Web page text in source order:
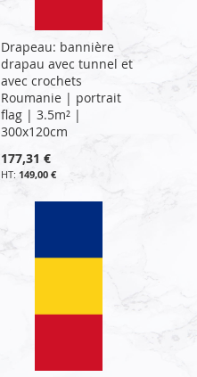
Drapeau: bannière
drapau avec tunnel et
avec crochets
Roumanie | portrait
flag | 3.5m² |
300x120cm
177,31 €
149,00 €